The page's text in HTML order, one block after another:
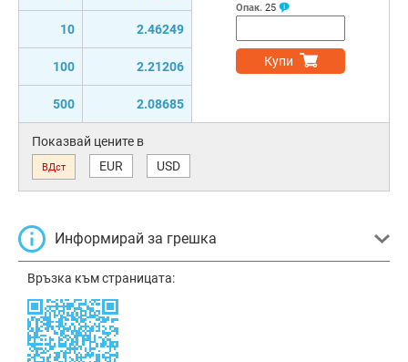
10 2.46249
100 2.21206
500 2.08685
Опак. 25
Купи
Показвай цените в
ВДст EUR USD
Информирай за грешка
Връзка към страницата: